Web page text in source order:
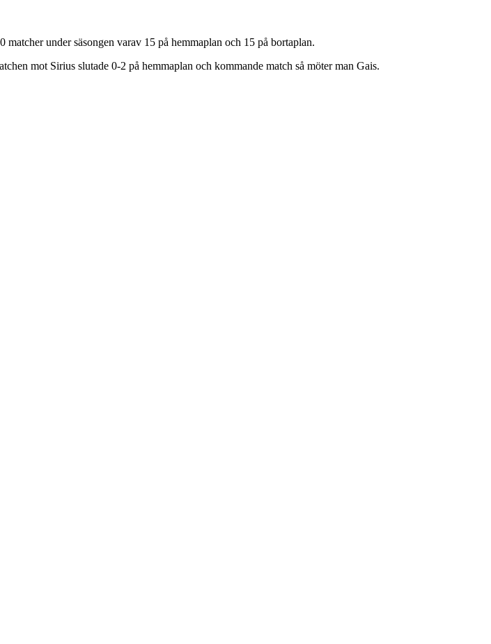
matcher under säsongen varav 15 på hemmaplan och 15 på bortaplan.
mot Sirius slutade 0-2 på hemmaplan och kommande match så möter man Gais.